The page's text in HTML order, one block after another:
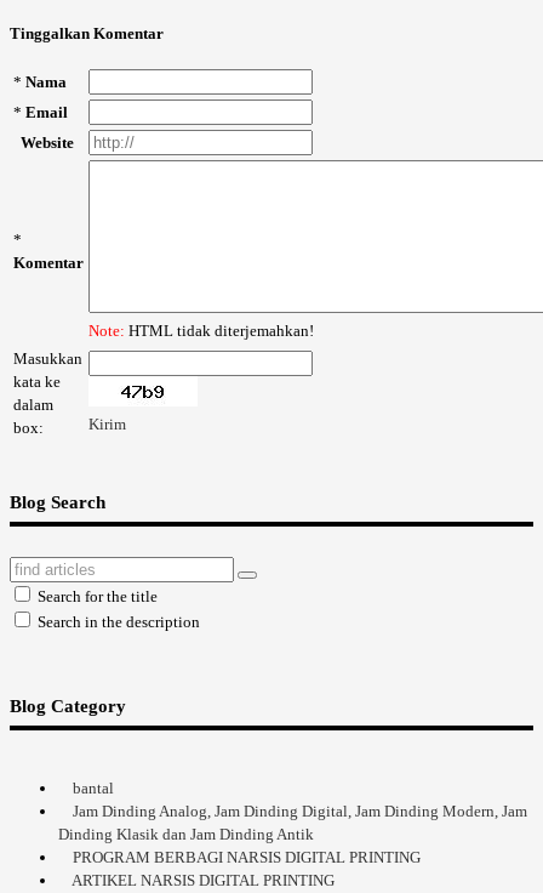
Tinggalkan Komentar
* Nama
* Email
Website
*
Komentar
Note: HTML tidak diterjemahkan!
Masukkan
kata ke
dalam
box:
Kirim
Blog Search
Search for the title
Search in the description
Blog Category
bantal
Jam Dinding Analog, Jam Dinding Digital, Jam Dinding Modern, Jam
Dinding Klasik dan Jam Dinding Antik
PROGRAM BERBAGI NARSIS DIGITAL PRINTING
ARTIKEL NARSIS DIGITAL PRINTING